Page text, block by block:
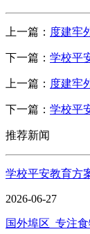
上一篇： 度建牢
下一篇： 学校平
上一篇： 度建牢
下一篇： 学校平
推荐新闻
学校平安教育方
2026-06-27
国外埠区_专注